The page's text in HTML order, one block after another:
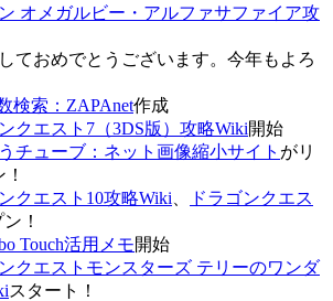
オメガルビー・アルファサファイア攻
ておめでとうございます。今年もよろ
検索：ZAPAnet作成
クエスト7（3DS版）攻略Wiki開始
チューブ：ネット画像縮小サイト がリ
クエスト10攻略Wiki
ドラゴンクエス
！
Touch活用メモ開始
クエストモンスターズ テリーのワンダ
スタート！